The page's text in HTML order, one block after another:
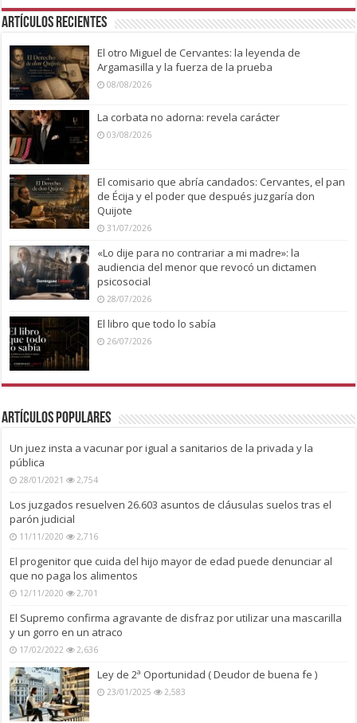
Artículos recientes
El otro Miguel de Cervantes: la leyenda de
Argamasilla y la fuerza de la prueba
08/08/2026
La corbata no adorna: revela carácter
03/08/2026
El comisario que abría candados: Cervantes, el pan
de Écija y el poder que después juzgaría don
Quijote
31/07/2026
«Lo dije para no contrariar a mi madre»: la
audiencia del menor que revocó un dictamen
psicosocial
28/07/2026
El libro que todo lo sabía
26/07/2026
Artículos Populares
Un juez insta a vacunar por igual a sanitarios de la privada y la
pública
28/01/2021 2,754
Los juzgados resuelven 26.603 asuntos de cláusulas suelos tras el
parón judicial
11/11/2020 2,716
El progenitor que cuida del hijo mayor de edad puede denunciar al
que no paga los alimentos
12/11/2020 2,701
El Supremo confirma agravante de disfraz por utilizar una mascarilla
y un gorro en un atraco
17/02/2022 2,636
Ley de 2ª Oportunidad ( Deudor de buena fe )
23/01/2025 2,583